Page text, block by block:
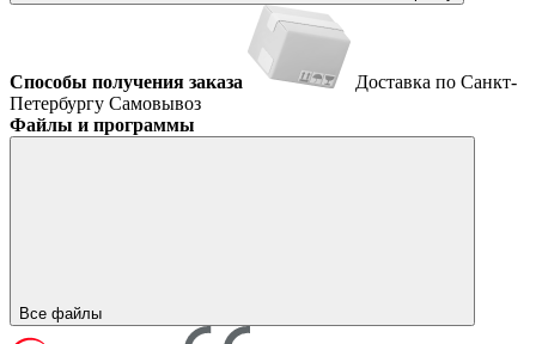
Способы получения заказа
Доставка по Санкт-
Петербургу Самовывоз
Файлы и программы
Все файлы